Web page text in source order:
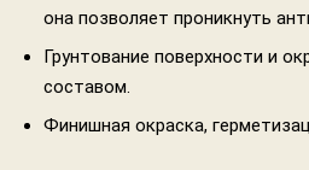
она позволяет проникнуть
Грунтование поверхности и
составом.
Финишная окраска,